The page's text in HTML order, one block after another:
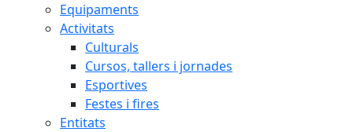
Equipaments
Activitats
Culturals
Cursos, tallers i jornades
Esportives
Festes i fires
Entitats